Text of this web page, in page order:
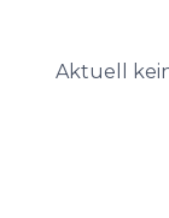
Aktuell